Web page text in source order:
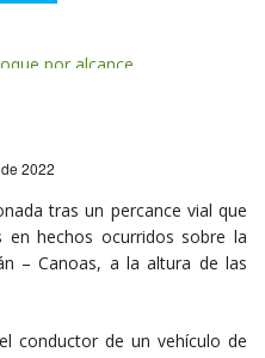
2022
tras un percance vial que
en hechos ocurridos sobre la
– Canoas, a la altura de las
conductor de un vehículo de